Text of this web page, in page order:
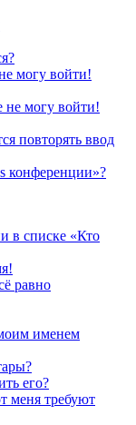
могу войти!
не могу войти!
повторять ввод
конференции»?
в списке «Кто
равно
именем
его?
меня требуют